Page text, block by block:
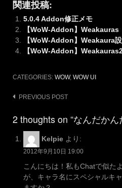
関連投稿:
5.0.4 Addon修正メモ
【WoW-Addon】Weakauras
【WoW-Addon】Weakaura
【WoW-Addon】
CATEGORIES: WOW, WOW UI
Post
PREVIOUS POST
2 thoughts on “なんだか
Kelpie より:
2012年9月10日 19:00
こんにちは！私もChatで似た
が、キャラ名にスペシャルキ